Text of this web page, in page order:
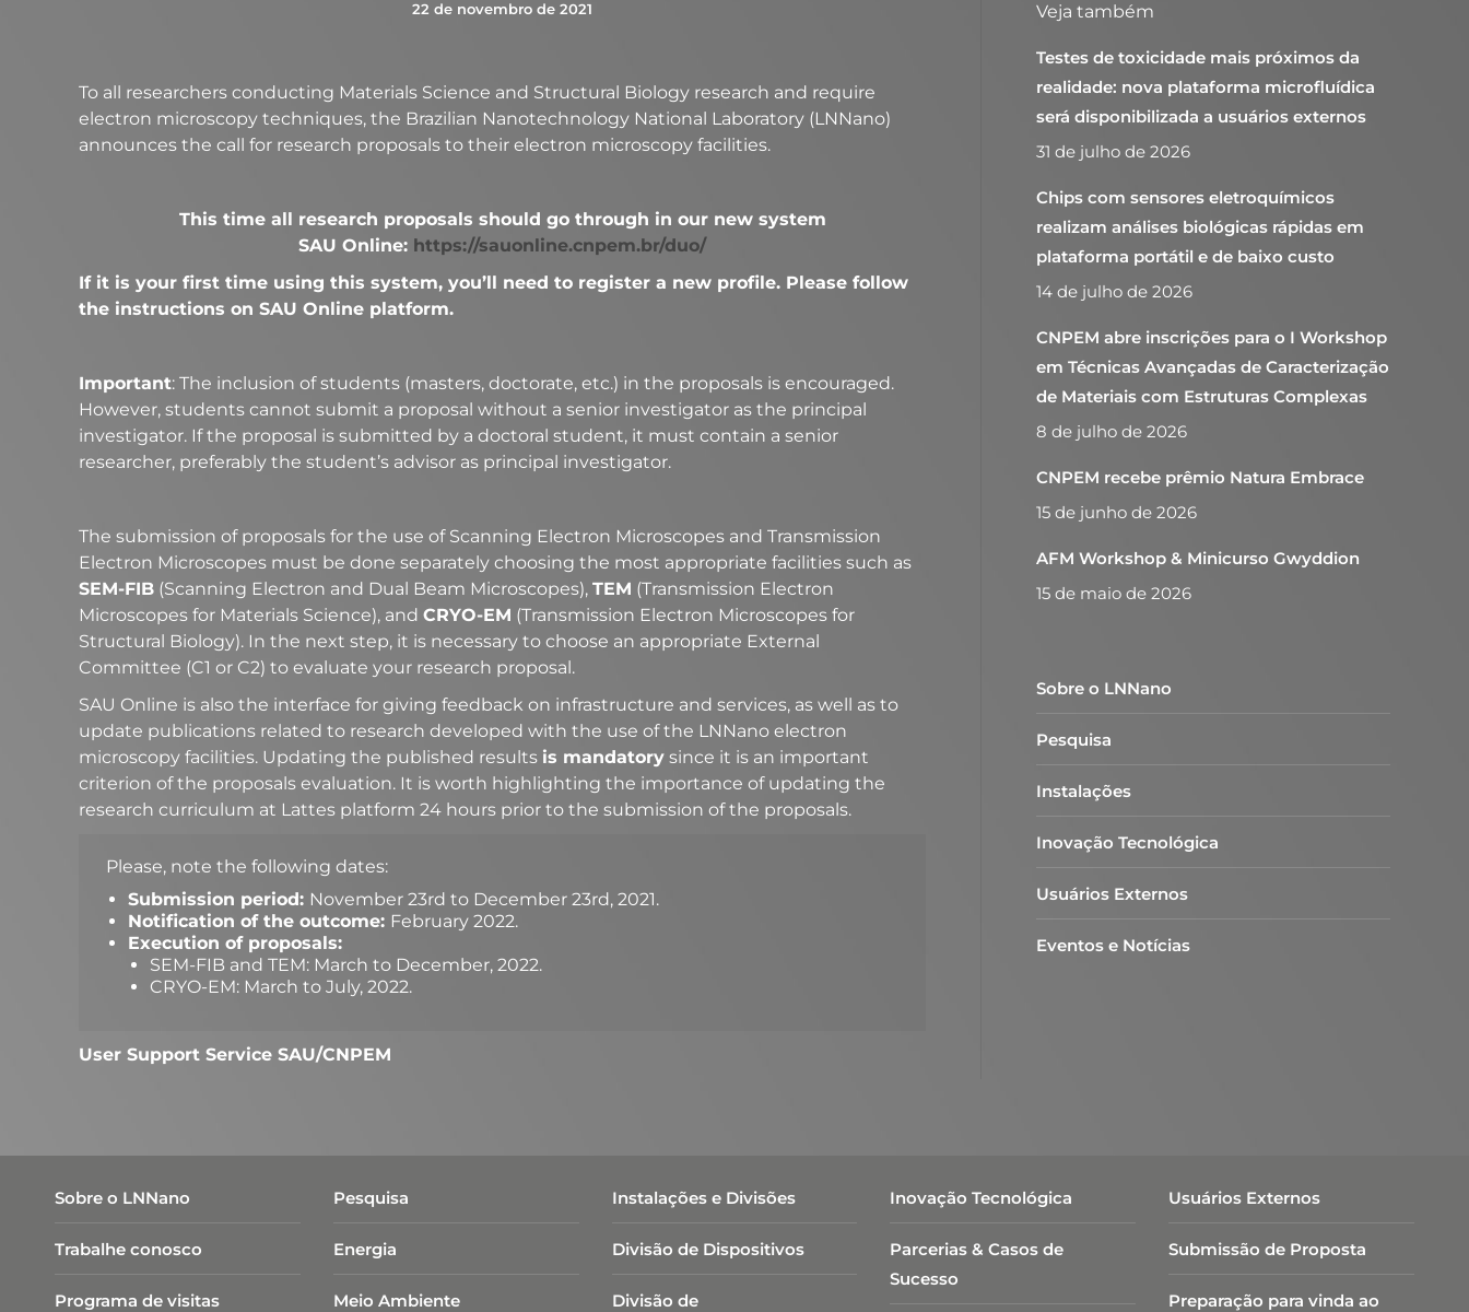
22 de novembro de 2021
To all researchers conducting Materials Science and Structural Biology research and require
electron microscopy techniques, the Brazilian Nanotechnology National Laboratory (LNNano)
announces the call for research proposals to their electron microscopy facilities.
This time all research proposals should go through in our new system
SAU Online: https://sauonline.cnpem.br/duo/
If it is your first time using this system, you’ll need to register a new profile. Please follow
the instructions on SAU Online platform.
Important: The inclusion of students (masters, doctorate, etc.) in the proposals is encouraged.
However, students cannot submit a proposal without a senior investigator as the principal
investigator. If the proposal is submitted by a doctoral student, it must contain a senior
researcher, preferably the student’s advisor as principal investigator.
The submission of proposals for the use of Scanning Electron Microscopes and Transmission
Electron Microscopes must be done separately choosing the most appropriate facilities such as
SEM-FIB (Scanning Electron and Dual Beam Microscopes), TEM (Transmission Electron
Microscopes for Materials Science), and CRYO-EM (Transmission Electron Microscopes for
Structural Biology). In the next step, it is necessary to choose an appropriate External
Committee (C1 or C2) to evaluate your research proposal.
SAU Online is also the interface for giving feedback on infrastructure and services, as well as to
update publications related to research developed with the use of the LNNano electron
microscopy facilities. Updating the published results is mandatory since it is an important
criterion of the proposals evaluation. It is worth highlighting the importance of updating the
research curriculum at Lattes platform 24 hours prior to the submission of the proposals.
Please, note the following dates:
Submission period: November 23rd to December 23rd, 2021.
Notification of the outcome: February 2022.
Execution of proposals:
SEM-FIB and TEM: March to December, 2022.
CRYO-EM: March to July, 2022.
User Support Service SAU/CNPEM
Veja também
Testes de toxicidade mais próximos da
realidade: nova plataforma microfluídica
será disponibilizada a usuários externos
31 de julho de 2026
Chips com sensores eletroquímicos
realizam análises biológicas rápidas em
plataforma portátil e de baixo custo
14 de julho de 2026
CNPEM abre inscrições para o I Workshop
em Técnicas Avançadas de Caracterização
de Materiais com Estruturas Complexas
8 de julho de 2026
CNPEM recebe prêmio Natura Embrace
15 de junho de 2026
AFM Workshop & Minicurso Gwyddion
15 de maio de 2026
Sobre o LNNano
Pesquisa
Instalações
Inovação Tecnológica
Usuários Externos
Eventos e Notícias
Sobre o LNNano
Trabalhe conosco
Programa de visitas
Pesquisa
Energia
Meio Ambiente
Instalações e Divisões
Divisão de Dispositivos
Divisão de
Inovação Tecnológica
Parcerias & Casos de
Sucesso
Usuários Externos
Submissão de Proposta
Preparação para vinda ao